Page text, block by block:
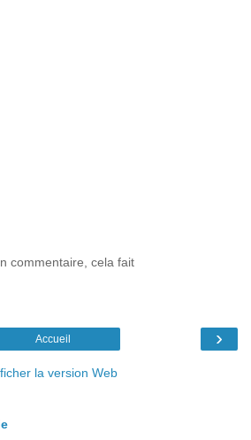
commentaire, cela fait
›
Accueil
la version Web